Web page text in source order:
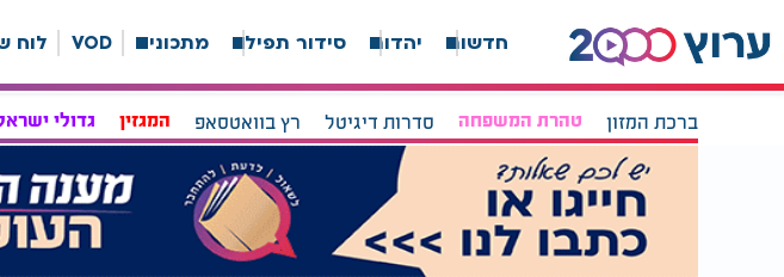
חדשות יהדות סידור תפילה מתכונים VOD לוח
ברכת המזון טהרת המשפחה סדרות דיגיטל רץ בוואטסאפ המגזין גדולי